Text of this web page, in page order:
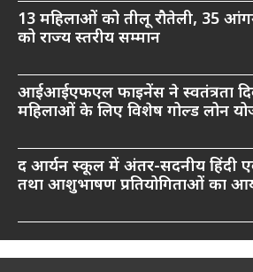
13 महिलाओं को तीलू रौतेली, 35
को राज्य स्तरीय सम्मान
आईआईएफएल फाइनेंस ने स्वतंत्रता
महिलाओं के लिए विशेष गोल्ड लोन
द आर्यन स्कूल में अंतर-सदनीय हिंदी
तथा आशुभाषण प्रतियोगिताओं का